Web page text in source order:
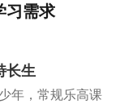
习需求
长生
年，常规乐高课